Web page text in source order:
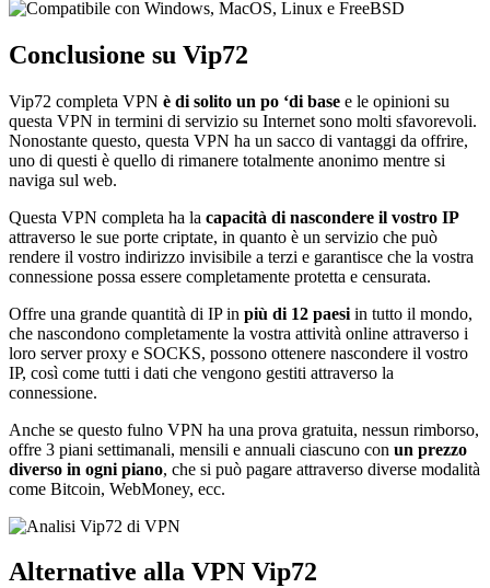
Conclusione su Vip72
Vip72 completa VPN è di solito un po ‘di base e le opinioni su
questa VPN in termini di servizio su Internet sono molti sfavorevoli.
Nonostante questo, questa VPN ha un sacco di vantaggi da offrire,
uno di questi è quello di rimanere totalmente anonimo mentre si
naviga sul web.
Questa VPN completa ha la capacità di nascondere il vostro IP
attraverso le sue porte criptate, in quanto è un servizio che può
rendere il vostro indirizzo invisibile a terzi e garantisce che la vostra
connessione possa essere completamente protetta e censurata.
Offre una grande quantità di IP in più di 12 paesi in tutto il mondo,
che nascondono completamente la vostra attività online attraverso i
loro server proxy e SOCKS, possono ottenere nascondere il vostro
IP, così come tutti i dati che vengono gestiti attraverso la
connessione.
Anche se questo fulno VPN ha una prova gratuita, nessun rimborso,
offre 3 piani settimanali, mensili e annuali ciascuno con un prezzo
diverso in ogni piano, che si può pagare attraverso diverse modalità
come Bitcoin, WebMoney, ecc.
Alternative alla VPN Vip72